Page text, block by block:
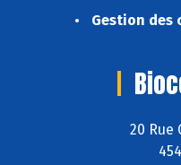
Gestion des
20 Rue